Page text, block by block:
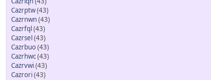
Cazrptw(43)
Cazrnwn(43)
Cazrfql(43)
Cazrsel(43)
Cazrbuo(43)
Cazrhwc(43)
Cazrvwi(43)
Cazrori(43)